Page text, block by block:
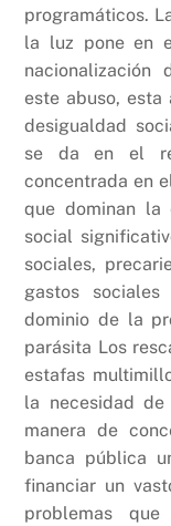
programáticos.
la luz pone en
nacionalización
este abuso,
desigualdad
se da en el
concentrada en
que dominan la
social
sociales,
gastos
dominio de la
parásita Los
estafas
la necesidad de
manera de
banca pública
financiar un
problemas